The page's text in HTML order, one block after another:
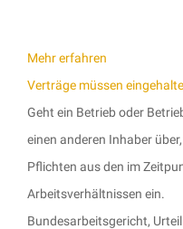
Mehr erfahren
Verträge müssen
Geht ein Betrieb oder
einen anderen Inhaber
Pflichten aus den im
Arbeitsverhältnissen ein.
Bundesarbeitsgericht,